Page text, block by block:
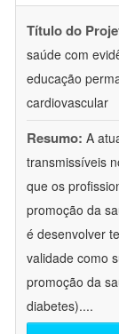
Título do
saúde com
educação
cardiovascular
Resumo: A
transmissíveis
que os
promoção da
é desenvolver
validade como
promoção da
diabetes)....